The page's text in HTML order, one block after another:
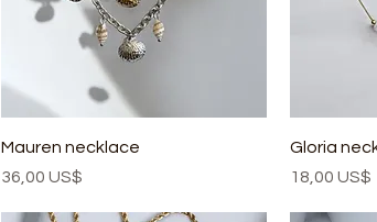
Mauren necklace
Precio
36,00 US$
Gloria
Precio
18,00 US$